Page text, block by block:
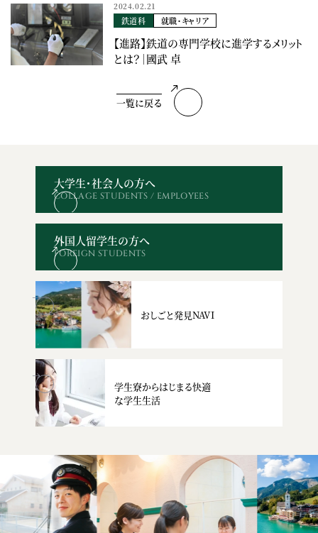
2024.02.21
鉄道科 就職・キャリア
【進路】鉄道の専門学校に進学するメリット
とは？｜國武 卓
一覧に戻る
資料請求 オープン
大学生・社会人の方へ
COLLAGE STUDENTS / EMPLOYEES
外国人留学生の方へ
FOREIGN STUDENTS
おしごと発見NAVI
学生寮からはじまる快適
な学生生活